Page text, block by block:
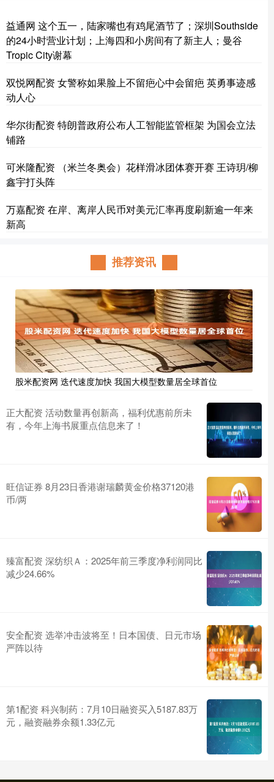
益通网 这个五一，陆家嘴也有鸡尾酒节了；深圳Southside
的24小时营业计划；上海四和小房间有了新主人；曼谷
Tropic City谢幕
双悦网配资 女警称如果脸上不留疤心中会留疤 英勇事迹感
动人心
华尔街配资 特朗普政府公布人工智能监管框架 为国会立法
铺路
可米隆配资 （米兰冬奥会）花样滑冰团体赛开赛 王诗玥/柳
鑫宇打头阵
万嘉配资 在岸、离岸人民币对美元汇率再度刷新逾一年来
新高
推荐资讯
股米配资网 迭代速度加快 我国大模型数量居全球首位
正大配资 活动数量再创新高，福利优惠前所未
有，今年上海书展重点信息来了！
旺信证券 8月23日香港谢瑞麟黄金价格37120港
币/两
臻富配资 深纺织Ａ：2025年前三季度净利润同比
减少24.66%
安全配资 选举冲击波将至！日本国债、日元市场
严阵以待
第1配资 科兴制药：7月10日融资买入5187.83万
元，融资融券余额1.33亿元